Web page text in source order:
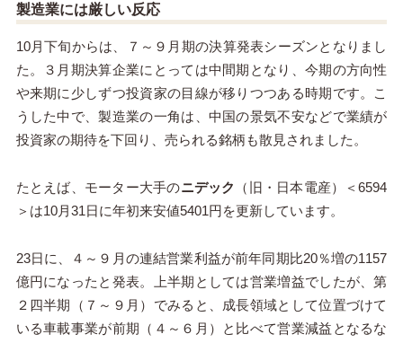
製造業には厳しい反応
10月下旬からは、７～９月期の決算発表シーズンとなりまし
た。３月期決算企業にとっては中間期となり、今期の方向性
や来期に少しずつ投資家の目線が移りつつある時期です。こ
うした中で、製造業の一角は、中国の景気不安などで業績が
投資家の期待を下回り、売られる銘柄も散見されました。
たとえば、モーター大手のニデック
（旧・日本電産）＜6594
＞は10月31日に年初来安値5401円を更新しています。
23日に、４～９月の連結営業利益が前年同期比20％増の1157
億円になったと発表。上半期としては営業増益でしたが、第
２四半期（７～９月）でみると、成長領域として位置づけて
いる車載事業が前期（４～６月）と比べて営業減益となるな